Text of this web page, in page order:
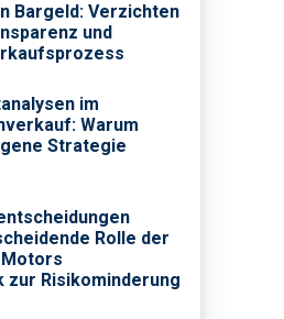
Bargeld: Verzichten
und
im
Warum
Strategie
Rolle der
zur Risikominderung